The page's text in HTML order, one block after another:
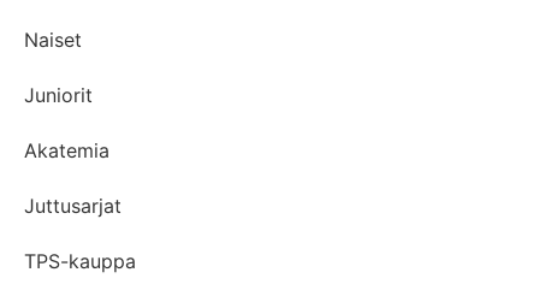
Naiset
Juniorit
Akatemia
Juttusarjat
TPS-kauppa